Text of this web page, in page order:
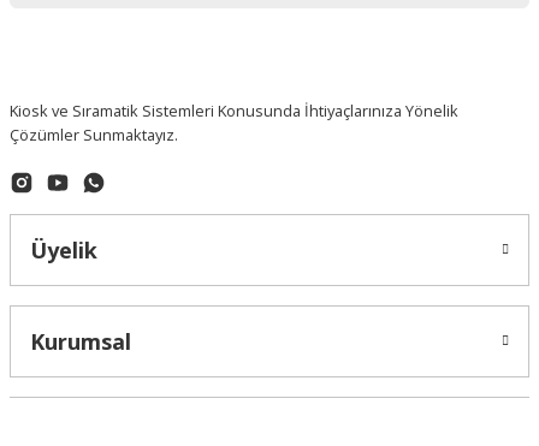
Kiosk ve Sıramatik Sistemleri Konusunda İhtiyaçlarınıza Yönelik
Çözümler Sunmaktayız.
Üyelik
Kurumsal